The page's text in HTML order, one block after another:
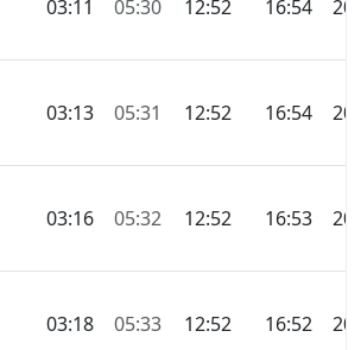
03:11 05:30 12:52 16:54
03:13 05:31 12:52 16:54
03:16 05:32 12:52 16:53
03:18 05:33 12:52 16:52